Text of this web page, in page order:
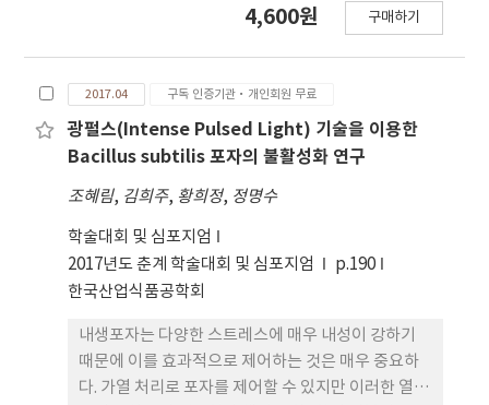
다. 화장품 성분에 대한 소비자들의 관심이 증가함에
free 계면활성제로 사용되는 polyglycerol ester
(PGE)는 비이온성 계면활성제로서 식품, 화장품 등
의 분야에서 많이 사용되며 글리세롤과 지방산을 에
함유하지 않은 나노에멀젼 제형의 개발 및 안정화를
목표로 하였다. 최적화된 나노에멀젼 제형 개발을 위
해 RSM (Response Surface Methodology)를
사용하였다. 독립변수 및 변수의 범위 결정을 위한 예
량(4∼ 8%), 폴리올 함량(12∼24%)을 독립변수로
설정하였다. 반응변수로는 제형의 입자 크기
(particle size), 제타 전위(zeta potential), 현탁
4,600원 구매하기
2017.04 구독 인증기관·개인회원 무료
광펄스(Intense Pulsed Light) 기술을 이용한
Bacillus subtilis 포자의 불활성화 연구
조혜림, 김희주, 황희정, 정명수
학술대회 및 심포지엄
2017년도 춘계 학술대회 및 심포지엄
p.190
한국산업식품공학회
내생포자는 다양한 스트레스에 매우 내성이 강하기
때문에 이를 효과적으로 제어하는 것은 매우 중요하
다. 가열 처리로 포자를 제어할 수 있지만 이러한 열